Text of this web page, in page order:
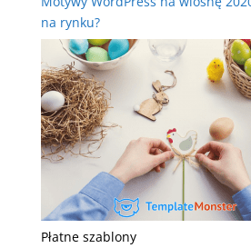
na rynku?
Płatne szablony